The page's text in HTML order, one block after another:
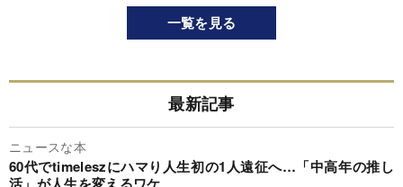
一覧を見る
最新記事
ニュースな本
60代でtimeleszにハマり人生初の1人遠征へ…「中高年の推し